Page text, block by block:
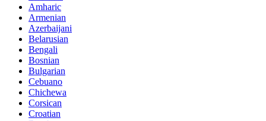
Amharic
Armenian
Azerbaijani
Belarusian
Bengali
Bosnian
Bulgarian
Cebuano
Chichewa
Corsican
Croatian